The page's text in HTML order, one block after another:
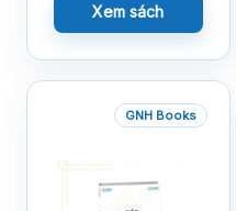
Xem sách
GNH Books